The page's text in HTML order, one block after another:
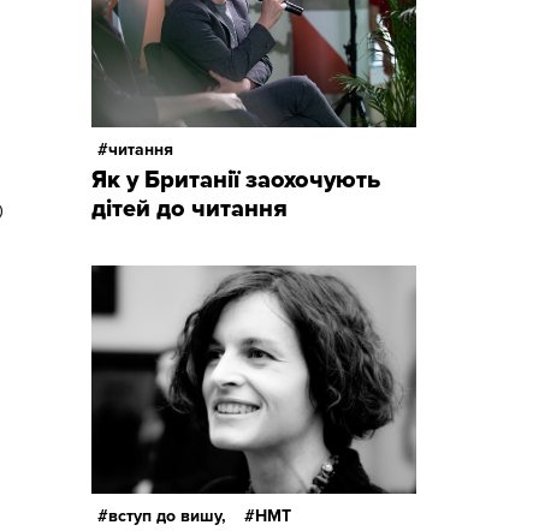
читання
Як у Британії заохочують
дітей до читання
вступ до вишу, НМТ